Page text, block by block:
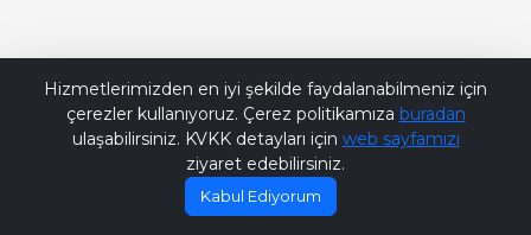
Hizmetlerimizden en iyi şekilde faydalanabilmeniz için
çerezler kullanıyoruz. Çerez politikamıza buradan
ulaşabilirsiniz. KVKK detayları için web sayfamızı
ziyaret edebilirsiniz.
Kabul Ediyorum
Bana Soru Sor | Ask Me